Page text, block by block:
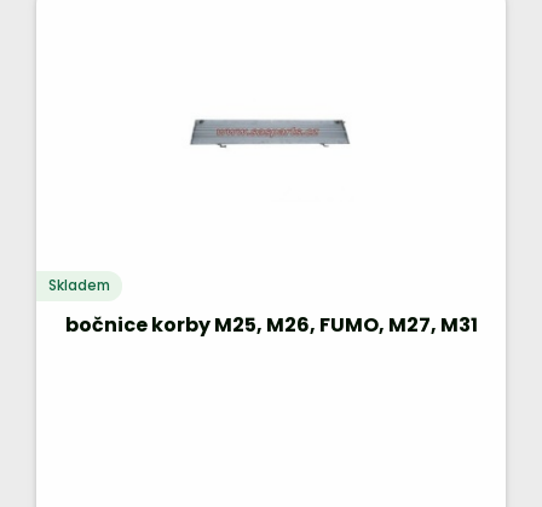
Skladem
bočnice korby M25, M26, FUMO, M27, M31